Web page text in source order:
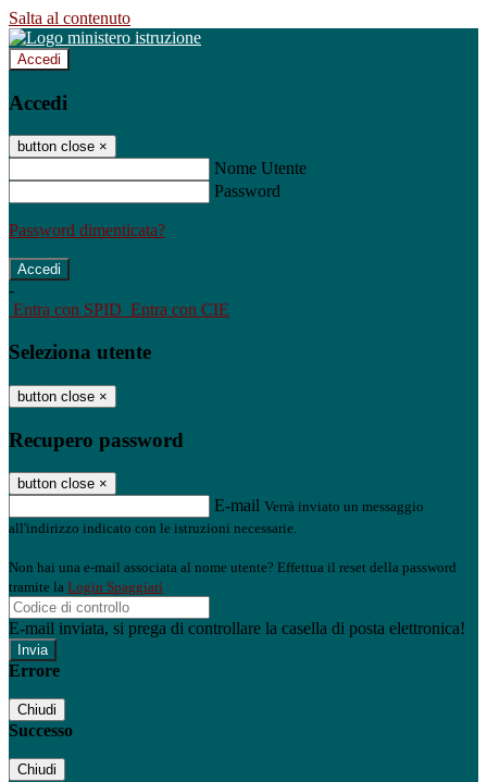
Salta al contenuto
Accedi
Accedi
button close ×
Nome Utente
Password
Password dimenticata?
-
Entra con SPID Entra con CIE
Seleziona utente
button close ×
Recupero password
button close ×
E-mail Verrà inviato un messaggio
all'indirizzo indicato con le istruzioni necessarie.
Non hai una e-mail associata al nome utente? Effettua il reset della password
tramite la Login Spaggiari
E-mail inviata, si prega di controllare la casella di posta elettronica!
Errore
Chiudi
Successo
Chiudi